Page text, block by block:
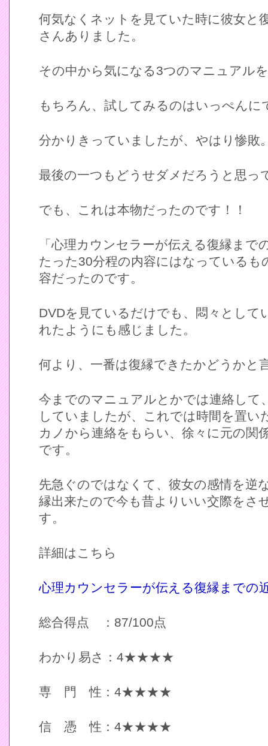
何気なくネットを見ていた時に彼女と
さんありました。
その中から気になる3つのマニュアル
もちろん、試してみるのはいっぺんに
分かりきっていましたが、やはり惨敗
最後の一つもどうせダメだろうと思っ
でも、これは本物だったのです！！
「心理カウンセラーが伝える復縁ま
たった30分程の内容にはなっているも
容だったのです。
DVDを見ているだけでも、悶々として
れたようにも感じました。
何より、一番は復縁できたかどうかと
今までのマニュアルとかでは連絡して
していましたが、これでは時間を置い
カノから連絡をもらい、徐々に元の関
です。
先急ぐのではなくて、彼女の感情を逆
縁出来たので今も昔よりいい交際をさ
す。
詳細はこちら
心理カウンセラーが伝える復縁までの
総合得点 ：87/100点
わかり易さ：4★★★★
専 門 性：4★★★★
信 憑 性：4★★★★